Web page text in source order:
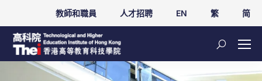
教師和職員 人才招聘 EN 繁 简